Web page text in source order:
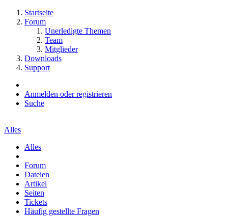
Startseite
Forum
Unerledigte Themen
Team
Mitglieder
Downloads
Support
Anmelden oder registrieren
Suche
Alles
Alles
Forum
Dateien
Artikel
Seiten
Tickets
Häufig gestellte Fragen